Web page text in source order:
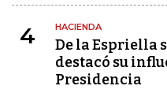
4 HACIENDA
De la Espriella
destacó su
Presidencia